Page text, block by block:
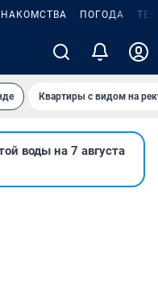
ПОГОДА
Квартиры с видом на
воды на 7 августа